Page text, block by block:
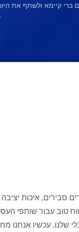
ברי קיימא ולשתף את
סבירים, איכות יציבה
טוב עבור שותפי
שלנו. עכשיו אנחנו